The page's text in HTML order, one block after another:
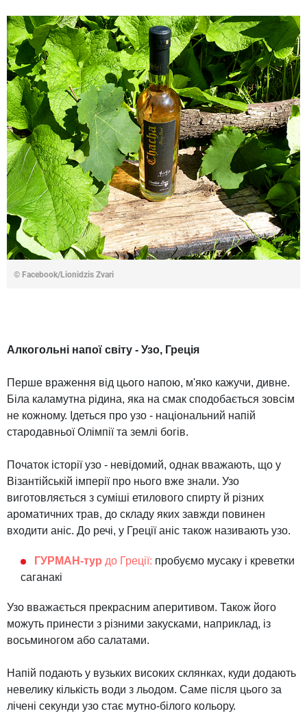
© Facebook/Lionidzis Zvari
Алкогольні напої світу - Узо, Греція
Перше враження від цього напою, м'яко кажучи, дивне.
Біла каламутна рідина, яка на смак сподобається зовсім
не кожному. Ідеться про узо - національний напій
стародавньої Олімпії та землі богів.
Початок історії узо - невідомий, однак вважають, що у
Візантійській імперії про нього вже знали. Узо
виготовляється з суміші етилового спирту й різних
ароматичних трав, до складу яких завжди повинен
входити аніс. До речі, у Греції аніс також називають узо.
ГУРМАН-тур до Греції: пробуємо мусаку і креветки
саганакі
Узо вважається прекрасним аперитивом. Також його
можуть принести з різними закусками, наприклад, із
восьминогом або салатами.
Напій подають у вузьких високих склянках, куди додають
невелику кількість води з льодом. Саме після цього за
лічені секунди узо стає мутно-білого кольору.